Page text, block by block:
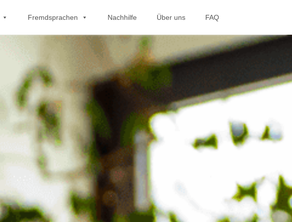
Fremdsprachen Nachhilfe Über uns FAQ